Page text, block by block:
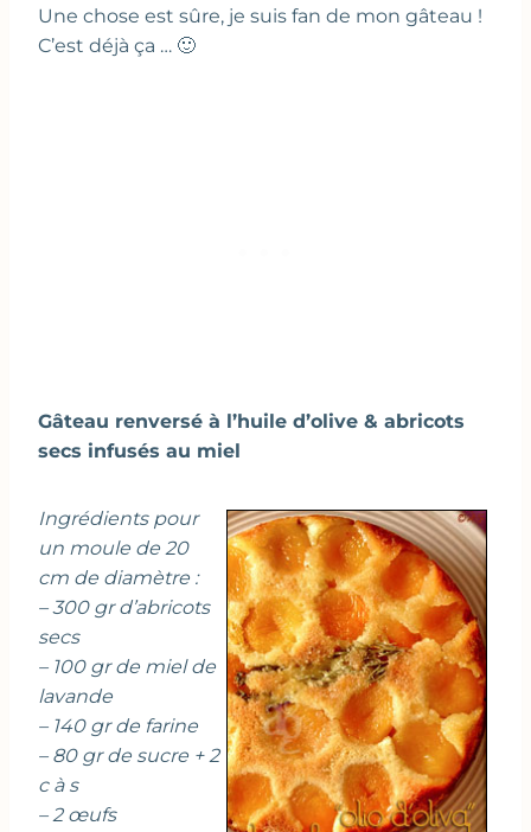
Une chose est sûre, je suis fan de mon gâteau !
C’est déjà ça … 🙂
Gâteau renversé à l’huile d’olive & abricots
secs infusés au miel
Ingrédients pour
un moule de 20
cm de diamètre :
– 300 gr d’abricots
secs
– 100 gr de miel de
lavande
– 140 gr de farine
– 80 gr de sucre + 2
c à s
– 2 œufs